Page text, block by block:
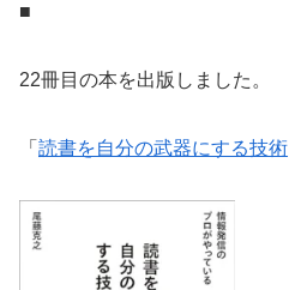
■
22冊目の本を出版しました。
「 読書を自分の武器にする技術